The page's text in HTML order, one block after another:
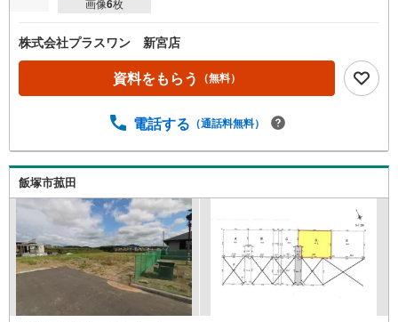
6
株式会社プラスワン 新宮店
資料をもらう （無料）
電話する （通話料無料）
飯塚市菰田